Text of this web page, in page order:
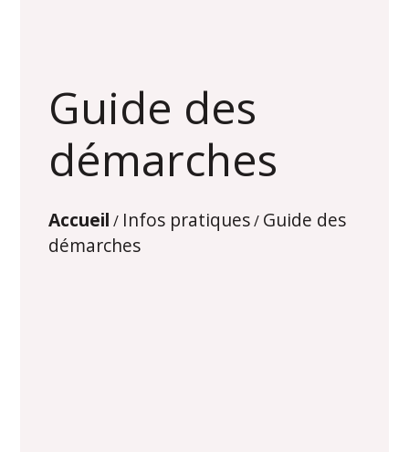
Guide des
démarches
Accueil / Infos pratiques/ Guide des
démarches